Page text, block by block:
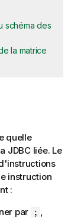
schéma des
la matrice
quelle
JDBC liée. Le
instruction
:
par
;